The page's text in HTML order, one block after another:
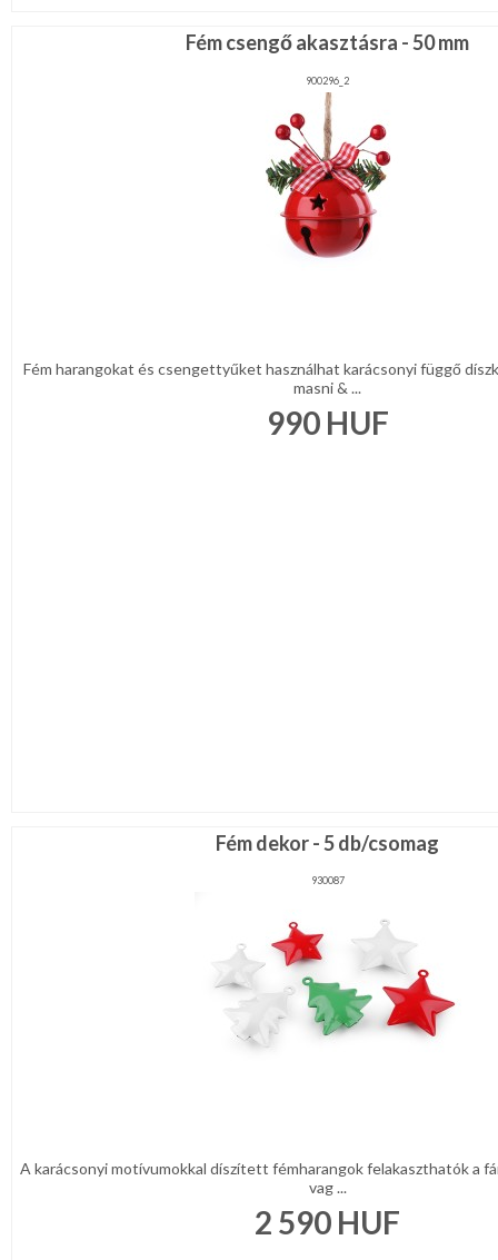
Fém csengő akasztásra - 50 mm
900296_2
Fém harangokat és csengettyűket használhat karácsonyi függő
masni & ...
990HUF
Fém dekor - 5 db/csomag
930087
A karácsonyi motívumokkal díszített fémharangok felakaszthatók a
vag ...
2 590 HUF